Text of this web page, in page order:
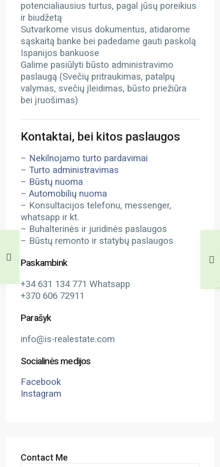
potencialiausius turtus, pagal jūsų poreikius
ir biudžetą
Sutvarkome visus dokumentus, atidarome
sąskaitą banke bei padedame gauti paskolą
Ispanijos bankuose
Galime pasiūlyti būsto administravimo
paslaugą (Svečių pritraukimas, patalpų
valymas, svečių įleidimas, būsto priežiūra
bei įruošimas)
Kontaktai, bei kitos paslaugos
– Nekilnojamo turto pardavimai
– Turto administravimas
– Būstų nuoma
– Automobilių nuoma
– Konsultacijos telefonu, messenger,
whatsapp ir kt.
– Buhalterinės ir juridinės paslaugos
– Būstų remonto ir statybų paslaugos
Paskambink
+34 631 134 771 Whatsapp
+370 606 72911
Parašyk
info@is-realestate.com
Socialinės medijos
Facebook
Instagram
Contact Me